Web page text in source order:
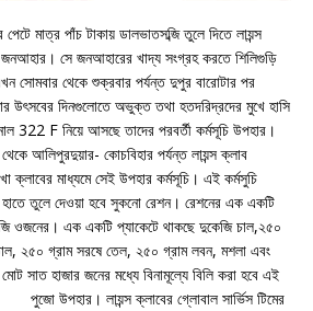
মাত্র পাঁচ টাকায় ডালভাতসব্জি তুলে দিতে লায়ন্স
সে জনআহারের খাদ্য সংগ্রহ করতে শিলিগুড়ি
সোমবার থেকে শুক্রবার পর্যন্ত দুপুর বারোটার পর
উৎসবের দিনগুলোতে অভুক্ত তথা হতদরিদ্রদের মুখে হাসি
322 F নিয়ে আসছে তাদের পরবর্তী কর্মসূচি উপহার।
আলিপুরদুয়ার- কোচবিহার পর্যন্ত লায়ন্স ক্লাব
ক্লাবের মাধ্যমে সেই উপহার কর্মসূচি। এই কর্মসুচি
হাতে তুলে দেওয়া হবে সুকনো রেশন। রেশনের এক একটি
ওজনের। এক একটি প্যাকেটে থাকছে দুকেজি চাল,২৫০
২৫০ গ্রাম সরষে তেল, ২৫০ গ্রাম লবন, মশলা এবং
সাত হাজার জনের মধ্যে বিনামূল্যে বিলি করা হবে এই
পুজো উপহার। লায়ন্স ক্লাবের গ্লোবাল সার্ভিস টিমের